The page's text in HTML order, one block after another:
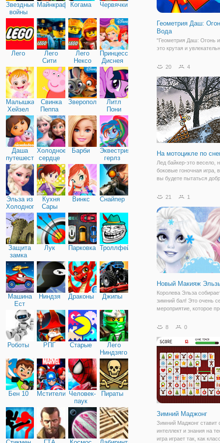
Звездные
войны
МайнкрафтКогама Червячки
Лего
Лего
Сити
Лего
Нексо
Найтс
Принцессы
Диснея
Малышка
Хейзел
Свинка
Пеппа
Зверополис
Литл
Пони
Дружба
Даша
путешественница
Холодное
сердце
Барби
Эквестрия
герлз
Эльза из
Холодного
сердца
Кухня
Сары
Винкс Снайпер
Защита
замка
Лук Парковка Троллфейс
Машина
Ест
Машину
Ниндзя Драконы Джипы
Роботы РПГ Старые
Лего
Ниндзяго
Бен 10 Мстители Человек-
паук
Пираты
Геометрия Даш:
Вода
"Геометрия Даш: Огонь
это крутая и
вас равнодушными. В
свежая графика,
захватывающие
интересные
20 4
На мотоцикле по
Лед байкер-это весело,
боковые гоночная игра,
вы будете пытаться
быстро, как вы можете
два различных
21 1
Новый Макияж
Королева Эльза
зимний бал! Это очень
мероприятие, которое
королева ледяная, вся
образ снежной
8 0
Зимний Маджонг
Зимний Маджонг ставит
интеллект и знания на
игра играет так, как